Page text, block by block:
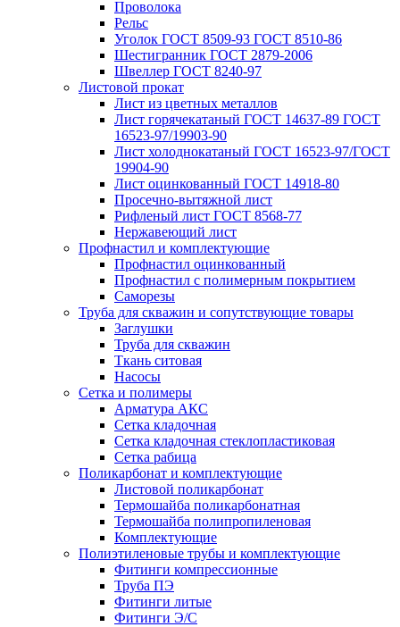
Проволока
Рельс
Уголок ГОСТ 8509-93 ГОСТ 8510-86
Шестигранник ГОСТ 2879-2006
Швеллер ГОСТ 8240-97
Листовой прокат
Лист из цветных металлов
Лист горячекатаный ГОСТ 14637-89 ГОСТ
16523-97/19903-90
Лист холоднокатаный ГОСТ 16523-97/ГОСТ
19904-90
Лист оцинкованный ГОСТ 14918-80
Просечно-вытяжной лист
Рифленый лист ГОСТ 8568-77
Нержавеющий лист
Профнастил и комплектующие
Профнастил оцинкованный
Профнастил с полимерным покрытием
Саморезы
Труба для скважин и сопутствующие товары
Заглушки
Труба для скважин
Ткань ситовая
Насосы
Сетка и полимеры
Арматура АКС
Сетка кладочная
Сетка кладочная стеклопластиковая
Сетка рабица
Поликарбонат и комплектующие
Листовой поликарбонат
Термошайба поликарбонатная
Термошайба полипропиленовая
Комплектующие
Полиэтиленовые трубы и комплектующие
Фитинги компрессионные
Труба ПЭ
Фитинги литые
Фитинги Э/С